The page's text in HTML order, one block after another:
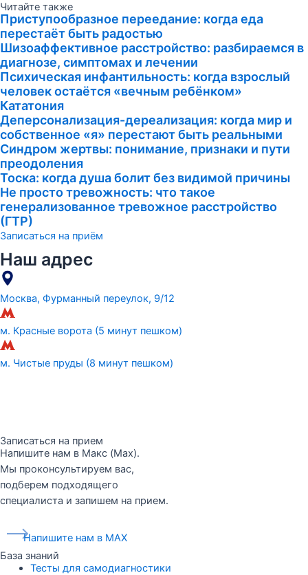
Читайте также
Приступообразное переедание: когда еда
перестаёт быть радостью
Шизоаффективное расстройство: разбираемся в
диагнозе, симптомах и лечении
Психическая инфантильность: когда взрослый
человек остаётся «вечным ребёнком»
Кататония
Деперсонализация-дереализация: когда мир и
собственное «я» перестают быть реальными
Синдром жертвы: понимание, признаки и пути
преодоления
Тоска: когда душа болит без видимой причины
Не просто тревожность: что такое
генерализованное тревожное расстройство
(ГТР)
Записаться на приём
Наш адрес
Москва, Фурманный переулок, 9/12
м. Красные ворота (5 минут пешком)
м. Чистые пруды (8 минут пешком)
Записаться на прием
Напишите нам в Макс (Max).
Мы проконсультируем вас,
подберем подходящего
специалиста и запишем на прием.
Напишите нам в MAX
База знаний
Тесты для самодиагностики